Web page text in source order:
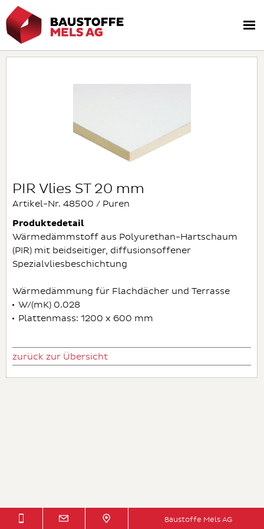
PIR Vlies ST 20 mm
Artikel-Nr. 48500 / Puren
Produktedetail
Wärmedämmstoff aus Polyurethan-Hartschaum
(PIR) mit beidseitiger, diffusionsoffener
Spezialvliesbeschichtung
Wärmedämmung für Flachdächer und Terrasse
W/(mK) 0.028
Plattenmass: 1200 x 600 mm
zurück zur Übersicht
Baustoffe Mels AG